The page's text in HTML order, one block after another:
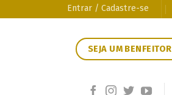
Entrar / Cadastre-se
SEJA UM BENFEITOR